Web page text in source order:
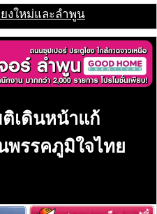
ยงใหม่และลำพูน
เดินหน้าแก้
พรรคภูมิใจไทย